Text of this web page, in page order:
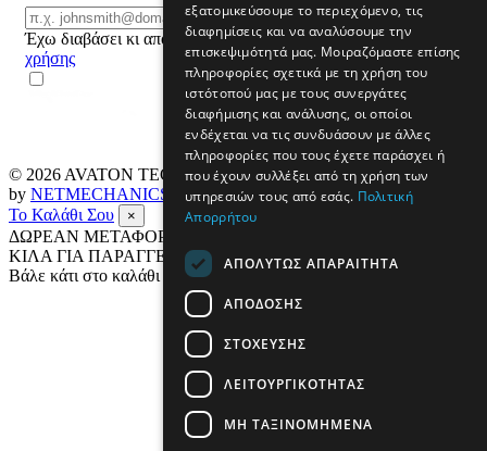
Email
ΕΓΓΡΑΦΗ
Έχω διαβάσει κι αποδέχομαι τους όρους
χρήσης
© 2026 AVATON TECH All rights reserved Designed & developed
by NETMECHANICS
Το Καλάθι Σου
×
ΔΩΡΕΑΝ ΜΕΤΑΦΟΡΙΚΑ ΣΕ ΟΛΗ ΤΗΝ ΕΛΛΑΔΑ ΕΩΣ 4
ΚΙΛΑ ΓΙΑ ΠΑΡΑΓΓΕΛΙΕΣ ΑΝΩ ΤΩΝ 69€
Βάλε κάτι στο καλάθι σου
εξατομικεύσουμε το περιεχόμενο, τις
διαφημίσεις και να αναλύσουμε την
επισκεψιμότητά μας. Μοιραζόμαστε επίσης
πληροφορίες σχετικά με τη χρήση του
ιστότοπού μας με τους συνεργάτες
διαφήμισης και ανάλυσης, οι οποίοι
ενδέχεται να τις συνδυάσουν με άλλες
πληροφορίες που τους έχετε παράσχει ή
που έχουν συλλέξει από τη χρήση των
υπηρεσιών τους από εσάς. Πολιτική
Απορρήτου
ΑΠΟΛΎΤΩΣ ΑΠΑΡΑΊΤΗΤΑ
ΑΠΌΔΟΣΗΣ
ΣΤΌΧΕΥΣΗΣ
ΛΕΙΤΟΥΡΓΙΚΌΤΗΤΑΣ
ΜΗ ΤΑΞΙΝΟΜΗΜΈΝΑ